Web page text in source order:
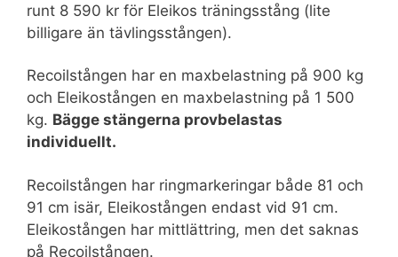
runt 8 590 kr för Eleikos träningsstång (lite
billigare än tävlingsstången).
Recoilstången har en maxbelastning på 900 kg
och Eleikostången en maxbelastning på 1 500
kg. Bägge stängerna provbelastas
individuellt.
Recoilstången har ringmarkeringar både 81 och
91 cm isär, Eleikostången endast vid 91 cm.
Eleikostången har mittlättring, men det saknas
på Recoilstången.